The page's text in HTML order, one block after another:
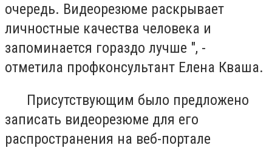
очередь. Видеорезюме раскрывает
личностные качества человека и
запоминается гораздо лучше ", -
отметила профконсультант Елена Кваша.
Присутствующим было предложено
записать видеорезюме для его
распространения на веб-портале